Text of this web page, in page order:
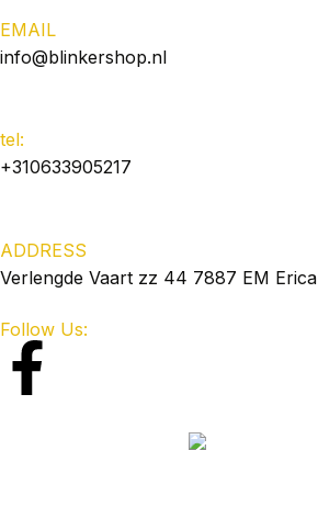
EMAIL
info@blinkershop.nl
tel:
+310633905217
ADDRESS
Verlengde Vaart zz 44 7887 EM Erica
Follow Us:
F